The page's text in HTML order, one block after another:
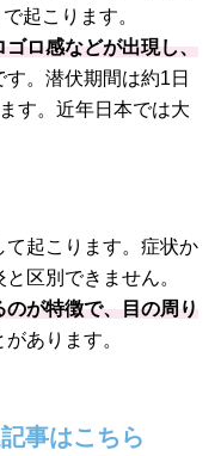
起こります。
ロ感などが出現し、
す。潜伏期間は約1日
す。近年日本では大
起こります。症状か
区別できません。
が特徴で、目の周り
があります。
事はこちら